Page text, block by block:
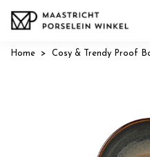
Home Cosy & Trendy Proof